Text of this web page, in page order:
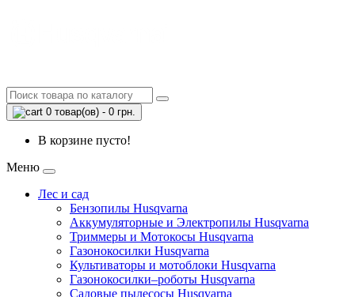
0 товар(ов) - 0 грн.
В корзине пусто!
Меню
Лес и сад
Бензопилы Husqvarna
Аккумуляторные и Электропилы Нusqvarna
Триммеры и Мотокосы Нusqvarna
Газонокосилки Husqvarna
Культиваторы и мотоблоки Husqvarna
Газонокосилки–роботы Husqvarna
Садовые пылесосы Husqvarna